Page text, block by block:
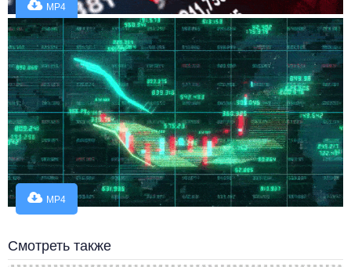
MP4
MP4
Смотреть также